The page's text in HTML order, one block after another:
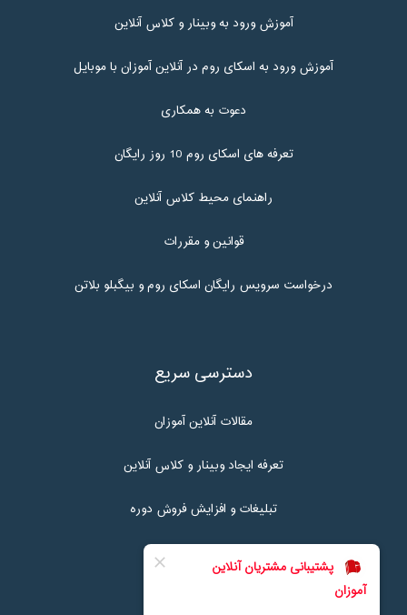
آموزش ورود به وبینار و کلاس آنلاین
آموزش ورود به اسکای روم در آنلاین آموزان با موبایل
دعوت به همکاری
تعرفه های اسکای روم 10 روز رایگان
راهنمای محیط کلاس آنلاین
قوانین و مقررات
درخواست سرویس رایگان اسکای روم و بیگبلو بلاتن
دسترسی سریع
مقالات آنلاین آموزان
تعرفه ایجاد وبینار و کلاس آنلاین
تبلیغات و افزایش فروش دوره